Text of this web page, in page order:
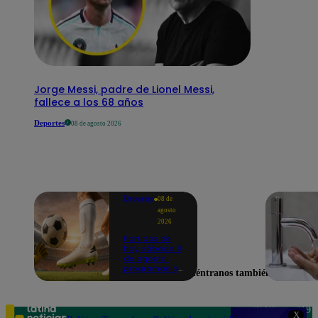
X
Jorge Messi, padre de Lionel Messi,
fallece a los 68 años
Deportes 08 de agosto 2026
Deportes 08 de
agosto
2026
Partidos de
hoy, sábado 8
de agosto:
programaciónEncuéntranos también en
Teléfono: 219